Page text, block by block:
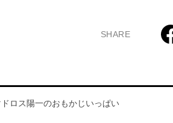
SHARE
ドロス陽一のおもかじいっぱい